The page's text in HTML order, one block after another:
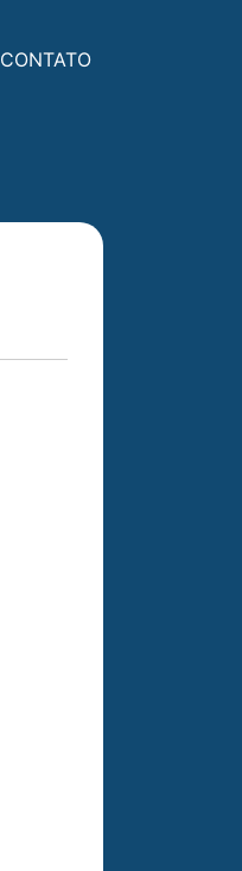
CONTATO